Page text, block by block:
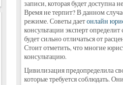
записи, которая будет доступна
Время не терпит? В данном
режиме. Советы даетонлайн
консультации эксперт
будет сильно отличаться от
Стоит отметить, что многие
консультацию.
Цивилизация предопределила
которые требуется соблюдать.